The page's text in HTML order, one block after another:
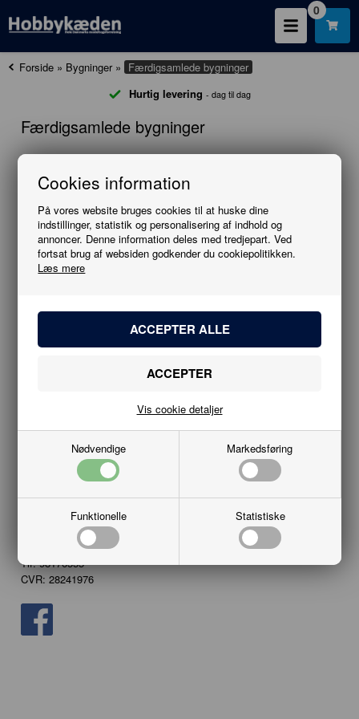
Cookies information
På vores website bruges cookies til at huske dine
indstillinger, statistik og personalisering af indhold og
annoncer. Denne information deles med tredjepart. Ved
fortsat brug af websiden godkender du cookiepolitikken.
Læs mere
Nødvendige Markedsføring
Funktionelle Statistiske
Vis cookie detaljer
0
Forside » Bygninger» Færdigsamlede bygninger
Hurtig levering - dag til dag
Færdigsamlede bygninger
Information
FACEBOOK
NYHEDER
KUNDECENTER
Kundeservice
Hobbykæden
Vesterbro 20B
9000 Aalborg
info@hobbykaeden.dk
Tlf. 98176555
CVR: 28241976